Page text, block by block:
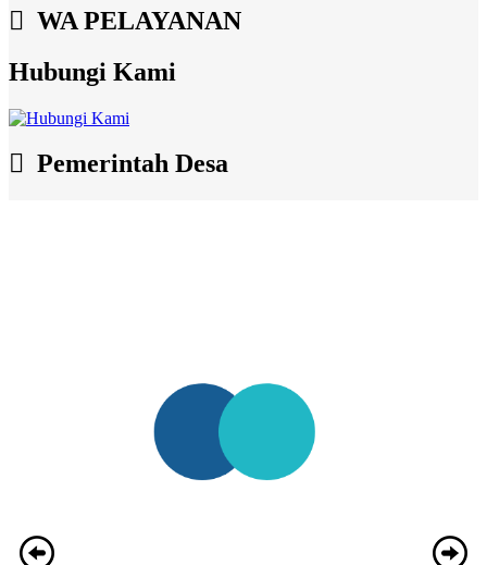
WA PELAYANAN
Hubungi Kami
Pemerintah Desa